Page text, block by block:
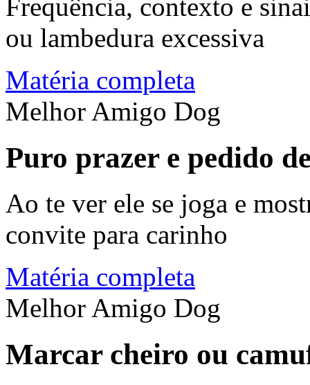
Frequência, contexto e
ou lambedura excessiva
Matéria completa
Melhor Amigo Dog
Puro prazer e pedido
Ao te ver ele se joga e
convite para carinho
Matéria completa
Melhor Amigo Dog
Marcar cheiro ou